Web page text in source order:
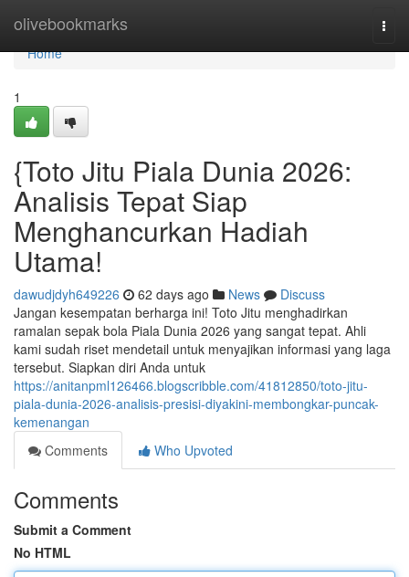
olivebookmarks
Home
Home
1
{Toto Jitu Piala Dunia 2026:
Analisis Tepat Siap
Menghancurkan Hadiah
Utama!
dawudjdyh649226 62 days ago News
Discuss
Jangan kesempatan berharga ini! Toto Jitu menghadirkan
ramalan sepak bola Piala Dunia 2026 yang sangat tepat. Ahli
kami sudah riset mendetail untuk menyajikan informasi yang laga
tersebut. Siapkan diri Anda untuk
https://anitanpml126466.blogscribble.com/41812850/toto-jitu-
piala-dunia-2026-analisis-presisi-diyakini-membongkar-puncak-
kemenangan
Comments
Who Upvoted
Comments
Submit a Comment
No HTML